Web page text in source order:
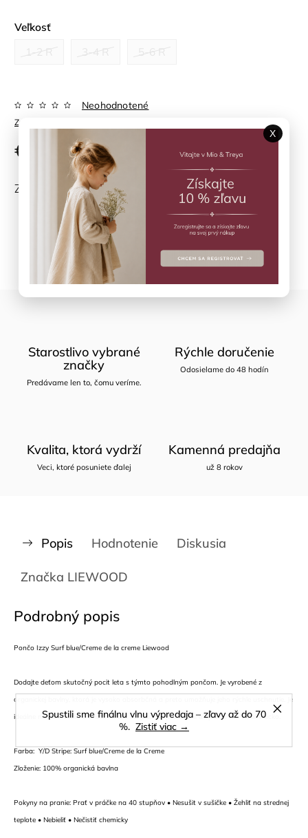
Spustili sme finálnu vlnu výpredaja – zľavy až do 70
%. Zistiť viac →
Veľkosť
Značka:
Neohodnotené
€60,48
ZVOĽTE VARIANT
Opýtať sa
Starostlivo vybrané
značky
Predávame len to, čomu veríme.
Rýchle doručenie
Odosielame do 48 hodín
Kvalita, ktorá vydrží
Veci, ktoré posuniete ďalej
Kamenná predajňa
už 8 rokov
Popis Hodnotenie Diskusia
Značka LIEWOOD
Podrobný popis
Pončo Izzy Surf blue/Creme de la creme Liewood
Dodajte deťom skutočný pocit leta s týmto pohodlným pončom. Je vyrobené z
organickej bavlny, ktorá je vysoko absorbčná a preto umožňuje jeho rýchle uschnutie. Je
ideálne na dovolenku a dni strávené na pláži. Je priedušné a vpredu má veľké vrecko.
Farba: Y/D Stripe: Surf blue/Creme de la Creme
Zloženie: 100% organická bavlna
Pokyny na pranie: Prať v práčke na 40 stupňov • Nesušit v sušičke • Žehliť na strednej
teplote • Nebieliť • Nečistiť chemicky
X